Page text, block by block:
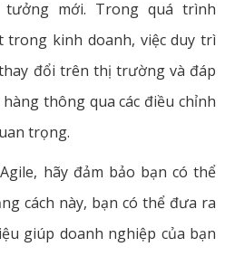
mới. Trong quá trình
trong kinh doanh, việc duy trì
đổi trên thị trường và đáp
thông qua các điều chỉnh
trọng.
hãy đảm bảo bạn có thể
cách này, bạn có thể đưa ra
giúp doanh nghiệp của bạn